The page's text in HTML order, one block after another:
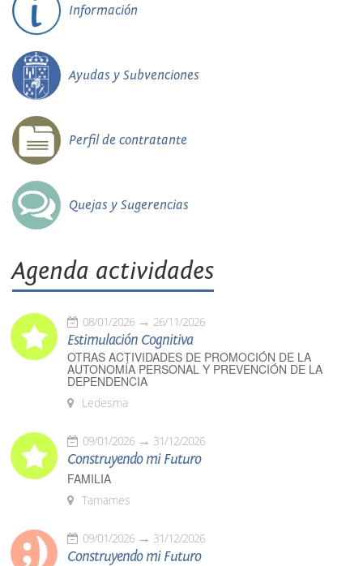
Información
Ayudas y Subvenciones
Perfil de contratante
Quejas y Sugerencias
Agenda actividades
08/01/2026 26/11/2026
Estimulación Cognitiva
OTRAS ACTIVIDADES DE PROMOCIÓN DE LA
AUTONOMÍA PERSONAL Y PREVENCIÓN DE LA
DEPENDENCIA
Ledesma
09/01/2026 31/12/2026
Construyendo mi Futuro
FAMILIA
Tamames
09/01/2026 31/12/2026
Construyendo mi Futuro